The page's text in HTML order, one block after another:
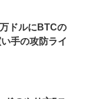
ドルにBTCの
手の攻防ライ